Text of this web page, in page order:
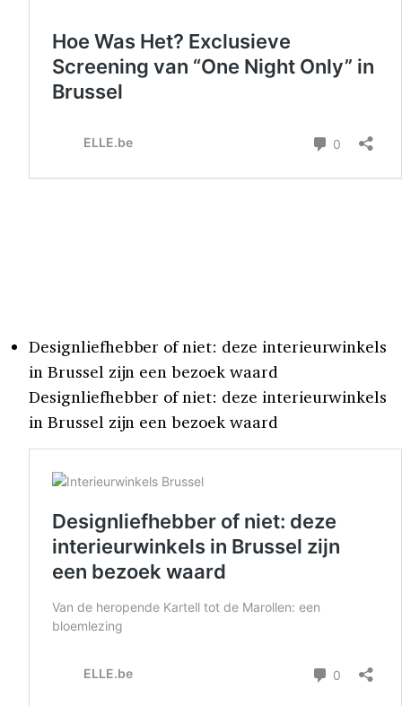
Designliefhebber of niet: deze interieurwinkels
in Brussel zijn een bezoek waard
Designliefhebber of niet: deze interieurwinkels
in Brussel zijn een bezoek waard